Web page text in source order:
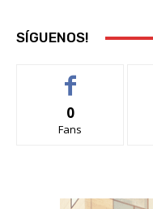
SÍGUENOS!
0
Fans